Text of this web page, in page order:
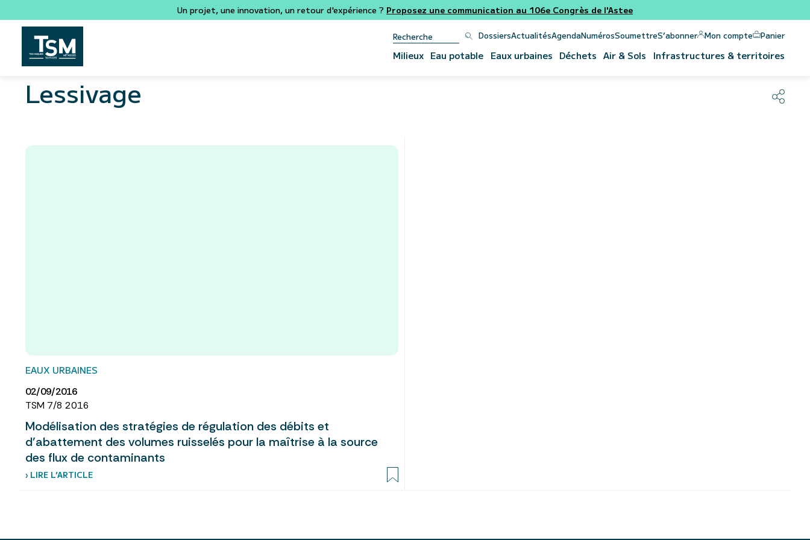
Un projet, une innovation, un retour d'expérience ? Proposez une communication au 106e Congrès de l'Astee
DossiersActualitésAgendaNumérosSoumettreS’abonner Mon compte Panier
Milieux Eau potable Eaux urbaines Déchets Air & Sols Infrastructures & territoires
Lessivage
EAUX URBAINES
02/09/2016
TSM 7/8 2016
Modélisation des stratégies de régulation des débits et
d’abattement des volumes ruisselés pour la maîtrise à la source
des flux de contaminants
› LIRE L’ARTICLE